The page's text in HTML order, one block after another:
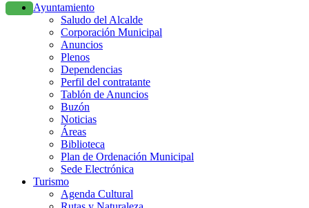
Ayuntamiento
Saludo del Alcalde
Corporación Municipal
Anuncios
Plenos
Dependencias
Perfil del contratante
Tablón de Anuncios
Buzón
Noticias
Áreas
Biblioteca
Plan de Ordenación Municipal
Sede Electrónica
Turismo
Agenda Cultural